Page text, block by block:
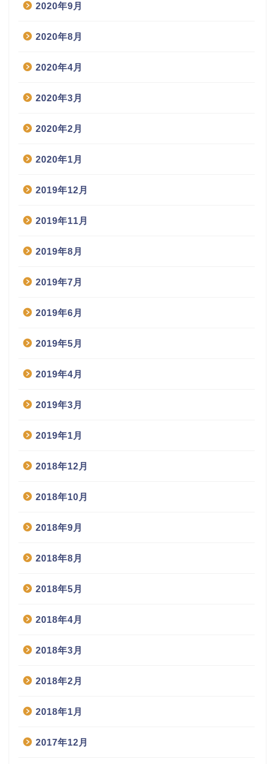
2020年9月
2020年8月
2020年4月
2020年3月
2020年2月
2020年1月
2019年12月
2019年11月
2019年8月
2019年7月
2019年6月
2019年5月
2019年4月
2019年3月
2019年1月
2018年12月
2018年10月
2018年9月
2018年8月
2018年5月
2018年4月
2018年3月
2018年2月
2018年1月
2017年12月